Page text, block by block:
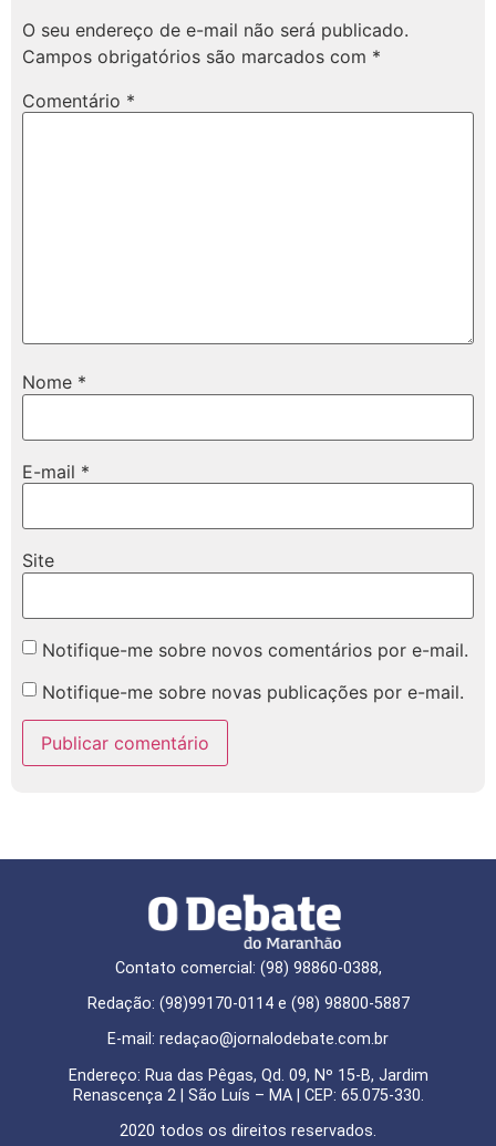
O seu endereço de e-mail não será publicado.
Campos obrigatórios são marcados com *
Comentário *
Nome *
E-mail *
Site
Notifique-me sobre novos comentários por e-mail.
Notifique-me sobre novas publicações por e-mail.
Contato comercial: (98) 98860-0388,
Redação: (98)99170-0114 e (98) 98800-5887
E-mail: redaçao@jornalodebate.com.br
Endereço: Rua das Pêgas, Qd. 09, Nº 15-B, Jardim
Renascença 2 | São Luís – MA | CEP: 65.075-330.
2020 todos os direitos reservados.